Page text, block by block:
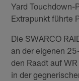
Yard Touchdown-
Extrapunkt führte
Die SWARCO
an der eigenen
den Raadt auf
in der